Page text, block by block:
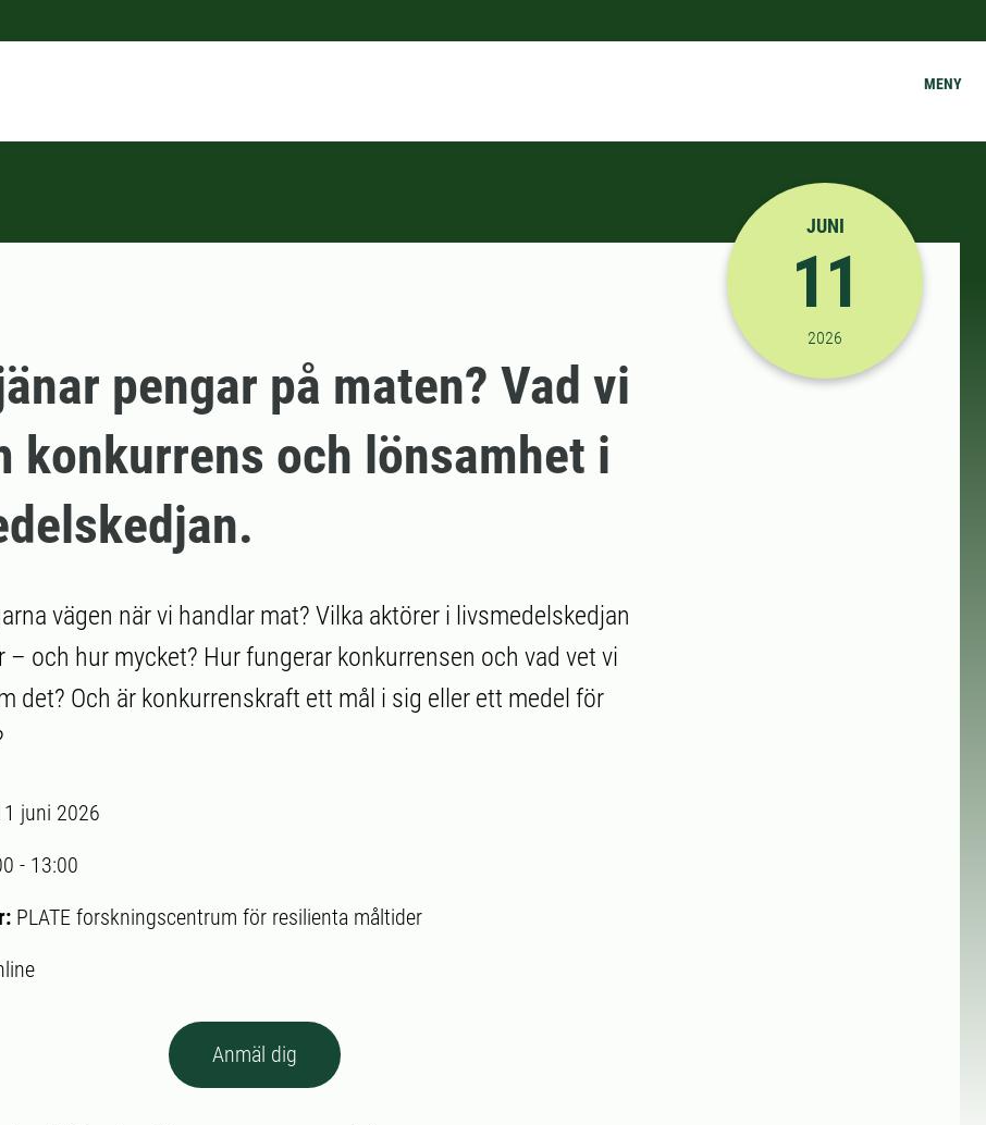
MENY
2026-06-11 12:00:00
JUNI
11
2026
pengar på maten? Vad vi
konkurrens och lönsamhet i
vägen när vi handlar mat? Vilka aktörer i livsmedelskedjan
– och hur mycket? Hur fungerar konkurrensen och vad vet vi
det? Och är konkurrenskraft ett mål i sig eller ett medel för
juni 2026
- 13:00
PLATE forskningscentrum för resilienta måltider
Anmäl dig